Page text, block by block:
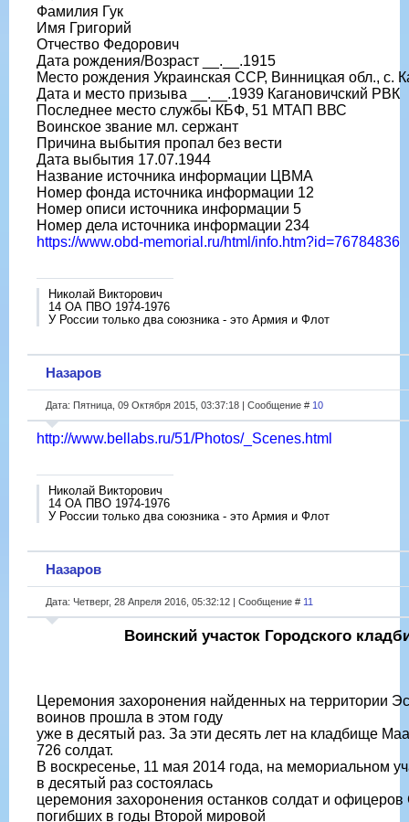
Фамилия Гук
Имя Григорий
Отчество Федорович
Дата рождения/Возраст __.__.1915
Место рождения Украинская ССР, Винницкая обл., с.
Дата и место призыва __.__.1939 Кагановичский РВК
Последнее место службы КБФ, 51 МТАП ВВС
Воинское звание мл. сержант
Причина выбытия пропал без вести
Дата выбытия 17.07.1944
Название источника информации ЦВМА
Номер фонда источника информации 12
Номер описи источника информации 5
Номер дела источника информации 234
https://www.obd-memorial.ru/html/info.htm?id=76784836
Николай Викторович
14 ОА ПВО 1974-1976
У России только два союзника - это Армия и Флот
Назаров
Дата: Пятница, 09 Октября 2015, 03:37:18 | Сообщение # 10
http://www.bellabs.ru/51/Photos/_Scenes.html
Николай Викторович
14 ОА ПВО 1974-1976
У России только два союзника - это Армия и Флот
Назаров
Дата: Четверг, 28 Апреля 2016, 05:32:12 | Сообщение # 11
Воинский участок Городского
Церемония захоронения найденных на территории
воинов прошла в этом году
уже в десятый раз. За эти десять лет на кладбище
726 солдат.
В воскресенье, 11 мая 2014 года, на мемориальном
в десятый раз состоялась
церемония захоронения останков солдат и
погибших в годы Второй мировой